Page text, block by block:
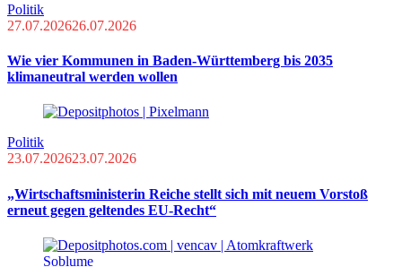
Politik
27.07.202626.07.2026
Wie vier Kommunen in Baden-Württemberg bis 2035
klimaneutral werden wollen
Politik
23.07.202623.07.2026
„Wirtschaftsministerin Reiche stellt sich mit neuem Vorstoß
erneut gegen geltendes EU-Recht“